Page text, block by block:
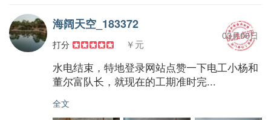
海阔天空_183372
打分 ￥元
03月06日
水电结束，特地登录网站点赞一下电工小杨和
董尔富队长，就现在的工期准时完...
全文